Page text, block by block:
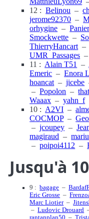
12 :Belinou –
jerome92370 –
orhygine –
Smockwette –
ThierryHancart
UMR_Passages
11 : Alain T51 –
Emeric –Enora
hoancat –jicebe
–Popolon –
Waaax –yahn_f
10 : A2VI –
COCMOP–
–jcoupey –
magiraud –
–poipoi4112 –
Jusqu'à 10
9 :bagage –
Eric Grosse –
Marc Liotier–
–Ludovic Drouard
rantanplan50 –